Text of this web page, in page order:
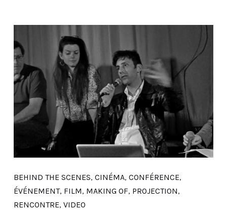
BEHIND THE SCENES, CINÉMA, CONFÉRENCE,
ÉVÉNEMENT, FILM, MAKING OF, PROJECTION,
RENCONTRE, VIDEO